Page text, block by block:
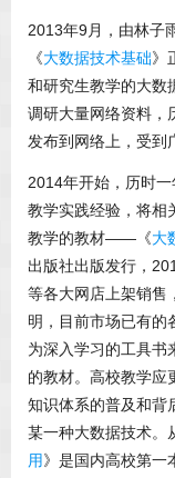
2013年9月，由林子
《大数据技术基础》
和研究生教学的大数
调研大量网络资料，
发布到网络上，受到
2014年开始，历时
教学实践经验，将相
教学的教材——《大
出版社出版发行，
等各大网店上架销售
明，目前市场已有的
为深入学习的工具书
的教材。高校教学应
知识体系的普及和背
某一种大数据技术。
用》是国内高校第一